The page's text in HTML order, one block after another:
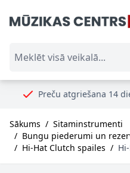
atgriešana 14 dienas
Sākums / Sitaminstrumenti
/ Bungu piederumi un
/ Hi-Hat Clutch spailes /